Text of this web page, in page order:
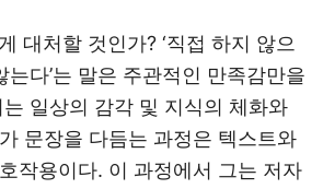
대처할 것인가? ‘직접 하지 않으
는다’는 말은 주관적인 만족감만을
일상의 감각 및 지식의 체화와
문장을 다듬는 과정은 텍스트와
작용이다. 이 과정에서 그는 저자